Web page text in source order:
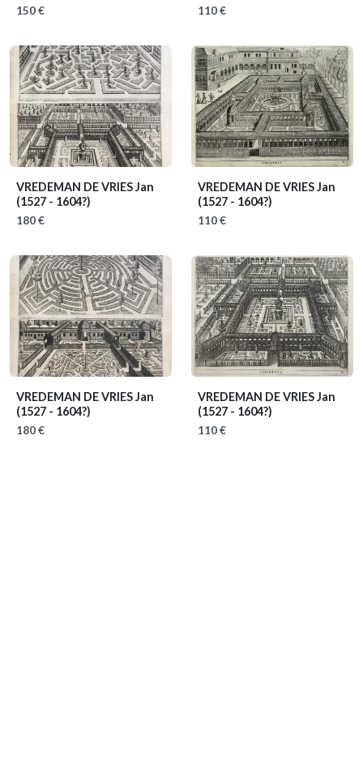
150 € 110 €
VREDEMAN DE VRIES Jan
(1527 - 1604?)
180 €
VREDEMAN DE VRIES Jan
(1527 - 1604?)
110 €
VREDEMAN DE VRIES Jan
(1527 - 1604?)
180 €
VREDEMAN DE VRIES Jan
(1527 - 1604?)
110 €